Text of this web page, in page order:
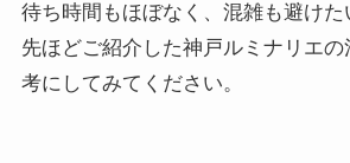
待ち時間もほぼなく、混雑も避けた
先ほどご紹介した神戸ルミナリエ
考にしてみてください。